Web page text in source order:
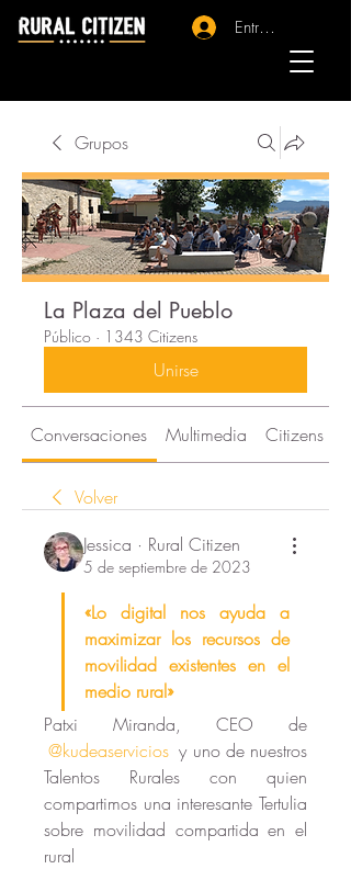
Entrar - Registro
Grupos
La Plaza del Pueblo
Público · 1343 Citizens
Unirse
Conversaciones Multimedia Citizens
Volver
Jessica · Rural Citizen
5 de septiembre de 2023
«Lo digital nos ayuda a
maximizar los recursos de
movilidad existentes en el
medio rural»
Patxi Miranda, CEO de
@kudeaservicios y uno de nuestros
Talentos Rurales con quien
compartimos una interesante Tertulia
sobre movilidad compartida en el
rural